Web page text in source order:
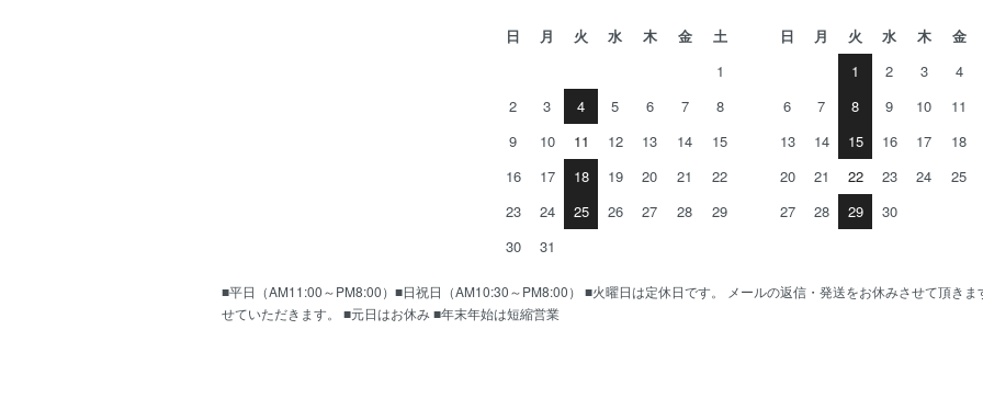
日 月 火 水 木 金
土
1
2
3 4 5 6 7
8
9
10 11 12 13 14
15
16
17 18 19 20 21
22
23
24 25 26 27 28
29
30
31
日 月 火 水 木
金
1
2 3
4
6
7 8 9 10
11
13
14 15 16 17
18
20
21 22 23 24
25
27
28 29 30
■平日（AM11:00～PM8:00）■日祝日（AM10:30～PM8:00） ■火曜日は定休日です。 メールの返信・発送をお休みさせて頂き
せていただきます。 ■元日はお休み ■年末年始は短縮営業